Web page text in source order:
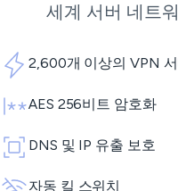
세계 서버 네트
2,600개 이상의 VPN
AES 256비트 암호화
DNS 및 IP 유출 보호
자동 킬 스위치